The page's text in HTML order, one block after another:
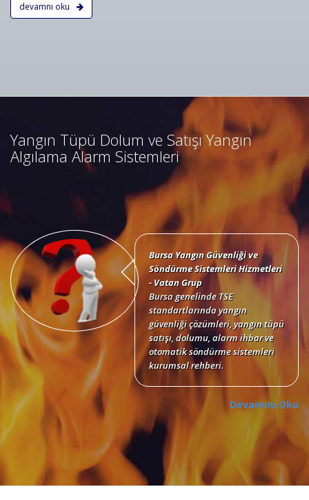
devamnı oku
Yangın Tüpü Dolum ve Satışı Yangın
Algılama Alarm Sistemleri
Bursa adresli ve konvansiyonel
yangın alarm sistemleri
projelendirme, duman, ısı,
kombine dedektörler, kontrol
panelleri ve yangın butonları
satış, bakım, montajı.
Devamını Oku
Bursa Yangın Güvenliği ve
Söndürme Sistemleri Hizmetleri
- Vatan Grup
Bursa genelinde TSE
standartlarında yangın
güvenliği çözümleri, yangın tüpü
satışı, dolumu, alarm ihbar ve
otomatik söndürme sistemleri
kurumsal rehberi.
Devamını Oku
Bursa Yangın Tüpü Satışı,
Dolumu ve Periyodik Bakım
Hizmetleri